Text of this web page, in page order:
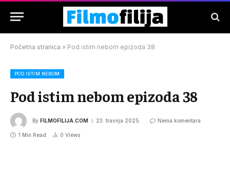
Početna stranica » Pod istim nebom epizoda 38
POD ISTIM NEBOM
Pod istim nebom epizoda 38
By FILMOFILIJA.COM 23. travnja 2025. Nema komentara
1 Min Read 0 Views